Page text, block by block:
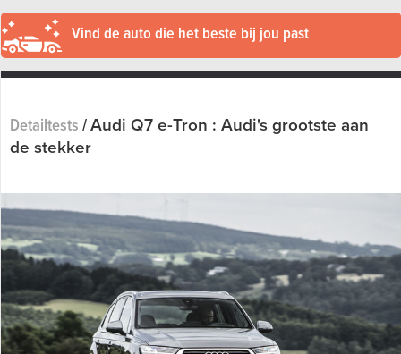
Vind de auto die het beste bij jou past
Detailtests/Audi Q7 e-Tron : Audi's grootste aan
de stekker